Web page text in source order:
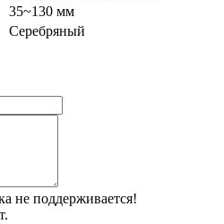
35~130 мм
Серебряный
не поддерживается!